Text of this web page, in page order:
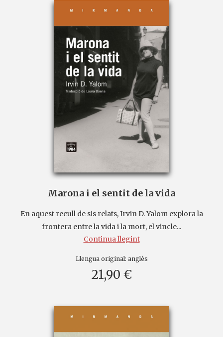
Marona i el sentit de la vida
En aquest recull de sis relats, Irvin D. Yalom explora la
frontera entre la vida i la mort, el vincle...
Continua llegint
Llengua original: anglès
21,90 €